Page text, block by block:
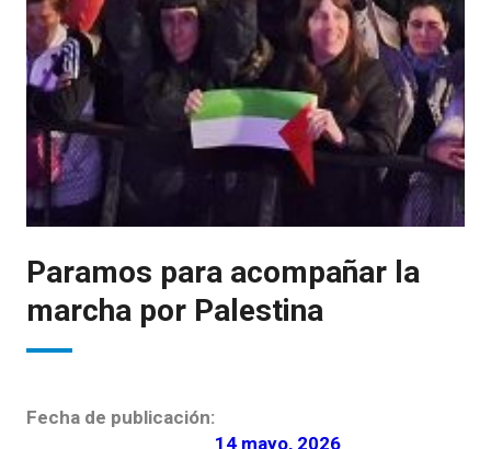
Paramos para acompañar la
marcha por Palestina
Fecha de publicación:
14 mayo, 2026